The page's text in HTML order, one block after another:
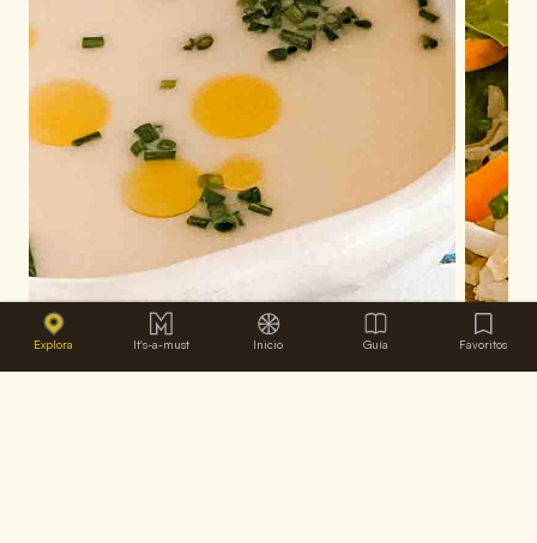
Explora It's-a-must Inicio Guía Favoritos